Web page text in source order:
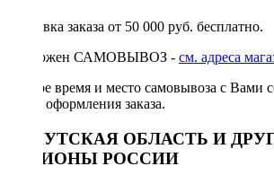
Доставка заказа от 50 000 руб. бесплатно.
Возможен САМОВЫВОЗ - см. адреса
Точное время и место самовывоза с Вами
после оформления заказа.
ИРКУТСКАЯ ОБЛАСТЬ И
РЕГИОНЫ РОССИИ